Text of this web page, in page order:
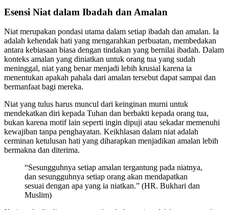
Esensi Niat dalam Ibadah dan Amalan
Niat merupakan pondasi utama dalam setiap ibadah dan amalan. Ia
adalah kehendak hati yang mengarahkan perbuatan, membedakan
antara kebiasaan biasa dengan tindakan yang bernilai ibadah. Dalam
konteks amalan yang diniatkan untuk orang tua yang sudah
meninggal, niat yang benar menjadi lebih krusial karena ia
menentukan apakah pahala dari amalan tersebut dapat sampai dan
bermanfaat bagi mereka.
Niat yang tulus harus muncul dari keinginan murni untuk
mendekatkan diri kepada Tuhan dan berbakti kepada orang tua,
bukan karena motif lain seperti ingin dipuji atau sekadar memenuhi
kewajiban tanpa penghayatan. Keikhlasan dalam niat adalah
cerminan ketulusan hati yang diharapkan menjadikan amalan lebih
bermakna dan diterima.
“Sesungguhnya setiap amalan tergantung pada niatnya,
dan sesungguhnya setiap orang akan mendapatkan
sesuai dengan apa yang ia niatkan.” (HR. Bukhari dan
Muslim)